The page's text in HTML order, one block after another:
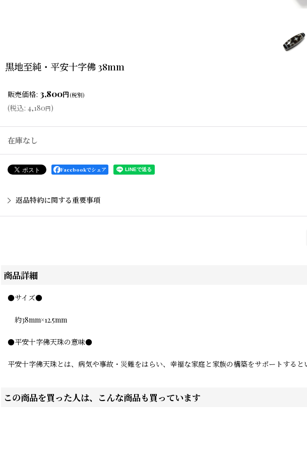
黒地至純・平安十字佛 38mm
販売価格: 3,800円(税別)
(税込: 4,180円)
在庫なし
Facebookでシェア
返品特約に関する重要事項
商品詳細
●サイズ●
約38mm×12.5mm
●平安十字佛天珠の意味●
平安十字佛天珠とは、病気や事故・災難をはらい、幸福な家庭と家族の構築をサポートすると
この商品を買った人は、こんな商品も買っています